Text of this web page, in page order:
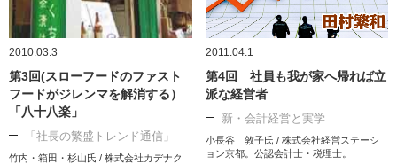
2010.03.3
第3回(スローフードのファスト
フードがジレンマを解消する）
「八十八楽」
「社長の繁盛トレンド通信」
竹内・箱田・杉山氏 / 株式会社カデナク
2011.04.1
第4回 社員も我が家へ帰れば立
派な経営者
新・会計経営と実学
小長谷 敦子氏 / 株式会社経営ステーシ
ョン京都。公認会計士・税理士。